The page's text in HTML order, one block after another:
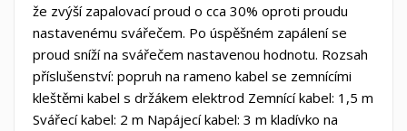
že zvýší zapalovací proud o cca 30% oproti proudu
nastavenému svářečem. Po úspěšném zapálení se
proud sníží na svářečem nastavenou hodnotu. Rozsah
příslušenství: popruh na rameno kabel se zemnícími
kleštěmi kabel s držákem elektrod Zemnící kabel: 1,5 m
Svářecí kabel: 2 m Napájecí kabel: 3 m kladívko na